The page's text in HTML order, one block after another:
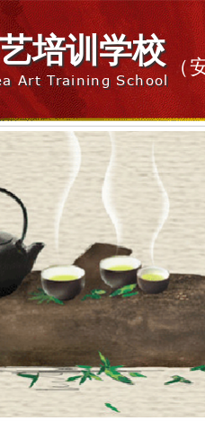
培训学校
Art Training School
（